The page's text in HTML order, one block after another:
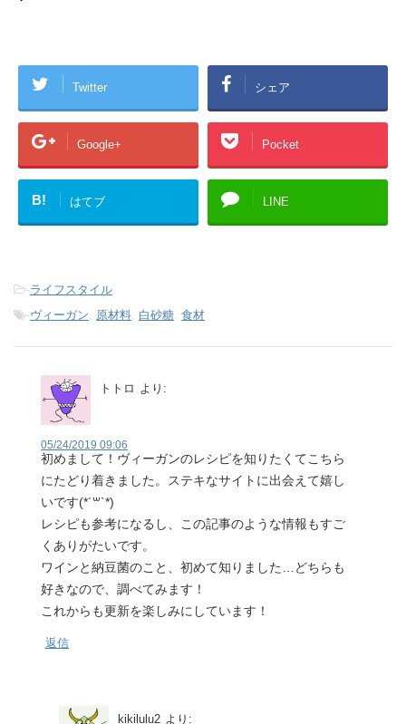
Twitter シェア
Google+ Pocket
B! はてブ LINE
-ライフスタイル
-ヴィーガン, 原材料, 白砂糖, 食材
トトロ より:
05/24/2019 09:06
初めまして！ヴィーガンのレシピを知りたくてこちら
にたどり着きました。ステキなサイトに出会えて嬉し
いです(*´꒳`*)
レシピも参考になるし、この記事のような情報もすご
くありがたいです。
ワインと納豆菌のこと、初めて知りました…どちらも
好きなので、調べてみます！
これからも更新を楽しみにしています！
返信
kikilulu2 より: